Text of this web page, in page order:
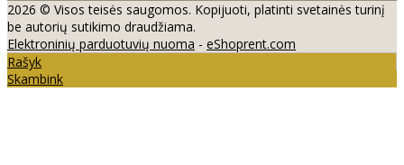
2026 © Visos teisės saugomos. Kopijuoti, platinti svetainės turinį
be autorių sutikimo draudžiama.
Elektroninių parduotuvių nuoma - eShoprent.com
Rašyk
Skambink